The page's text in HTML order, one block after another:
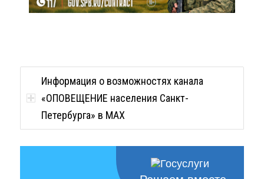
Информация о возможностях канала
«ОПОВЕЩЕНИЕ населения Санкт-
Петербурга» в MAX